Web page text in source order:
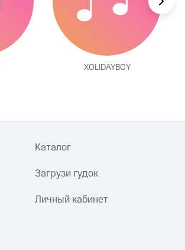
XOLIDAYBOY
Каталог
Загрузи гудок
Личный кабинет